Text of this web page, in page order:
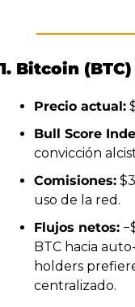
1. Bitcoin (BTC)
Precio actual:
Bull Score
convicción
Comisiones:
uso de la red.
Flujos netos:
BTC hacia
holders
centralizado.